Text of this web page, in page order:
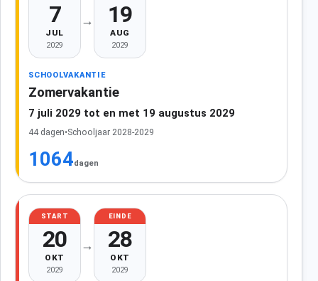
7
JUL
2029
→ 19
AUG
2029
SCHOOLVAKANTIE
Zomervakantie
7 juli 2029 tot en met 19 augustus 2029
44 dagen•Schooljaar 2028-2029
1064dagen
START
20
OKT
2029
→
EINDE
28
OKT
2029